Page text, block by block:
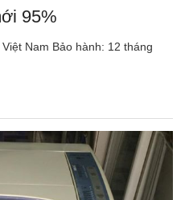
95%
Nam Bảo hành: 12 tháng